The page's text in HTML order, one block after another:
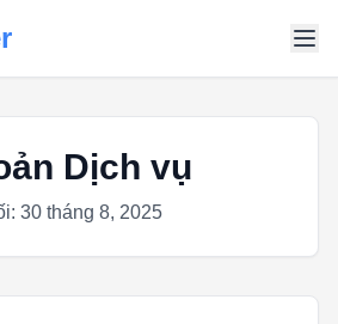
Dịch vụ
30 tháng 8, 2025